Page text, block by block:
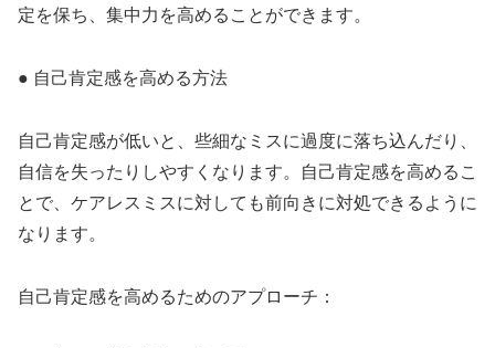
定を保ち、集中力を高めることができます。
● 自己肯定感を高める方法
自己肯定感が低いと、些細なミスに過度に落ち込んだり、
自信を失ったりしやすくなります。自己肯定感を高めるこ
とで、ケアレスミスに対しても前向きに対処できるように
なります。
自己肯定感を高めるためのアプローチ：